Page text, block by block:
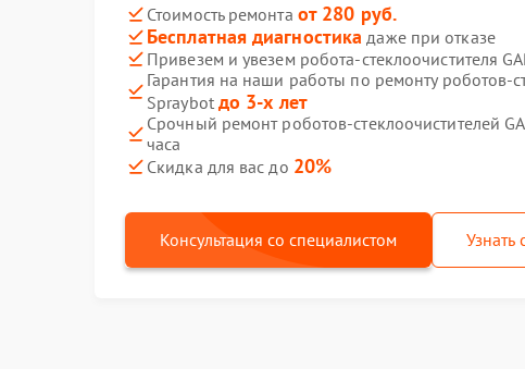
Стоимость ремонта от 280 руб.
Бесплатная диагностика даже при отказе
Привезем и увезем робота-стеклоочистителя
Гарантия на наши работы по ремонту роботов-
Spraybot до 3-х лет
Срочный ремонт роботов-стеклоочистителей
часа
Скидка для вас до 20%
Консультация со специалистом Узнать